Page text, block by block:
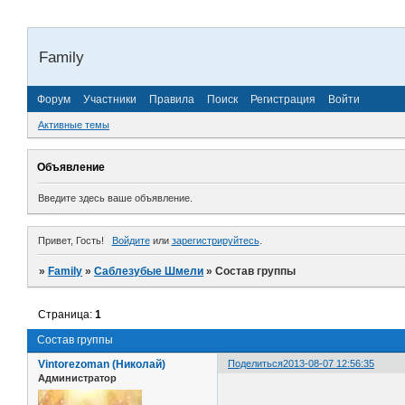
Family
Форум Участники Правила Поиск Регистрация Войти
Активные темы
Объявление
Введите здесь ваше объявление.
Привет, Гость! Войдитеили зарегистрируйтесь.
» Family »Саблезубые Шмели »Состав группы
Состав группы
Страница:1
Поделиться2013-08-07 12:56:35
Vintorezoman (Николай)
Администратор